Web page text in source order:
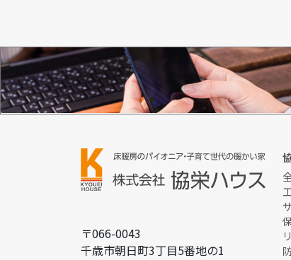
お問い合わせ
〒066-0043
千歳市朝日町3丁目5番地の1